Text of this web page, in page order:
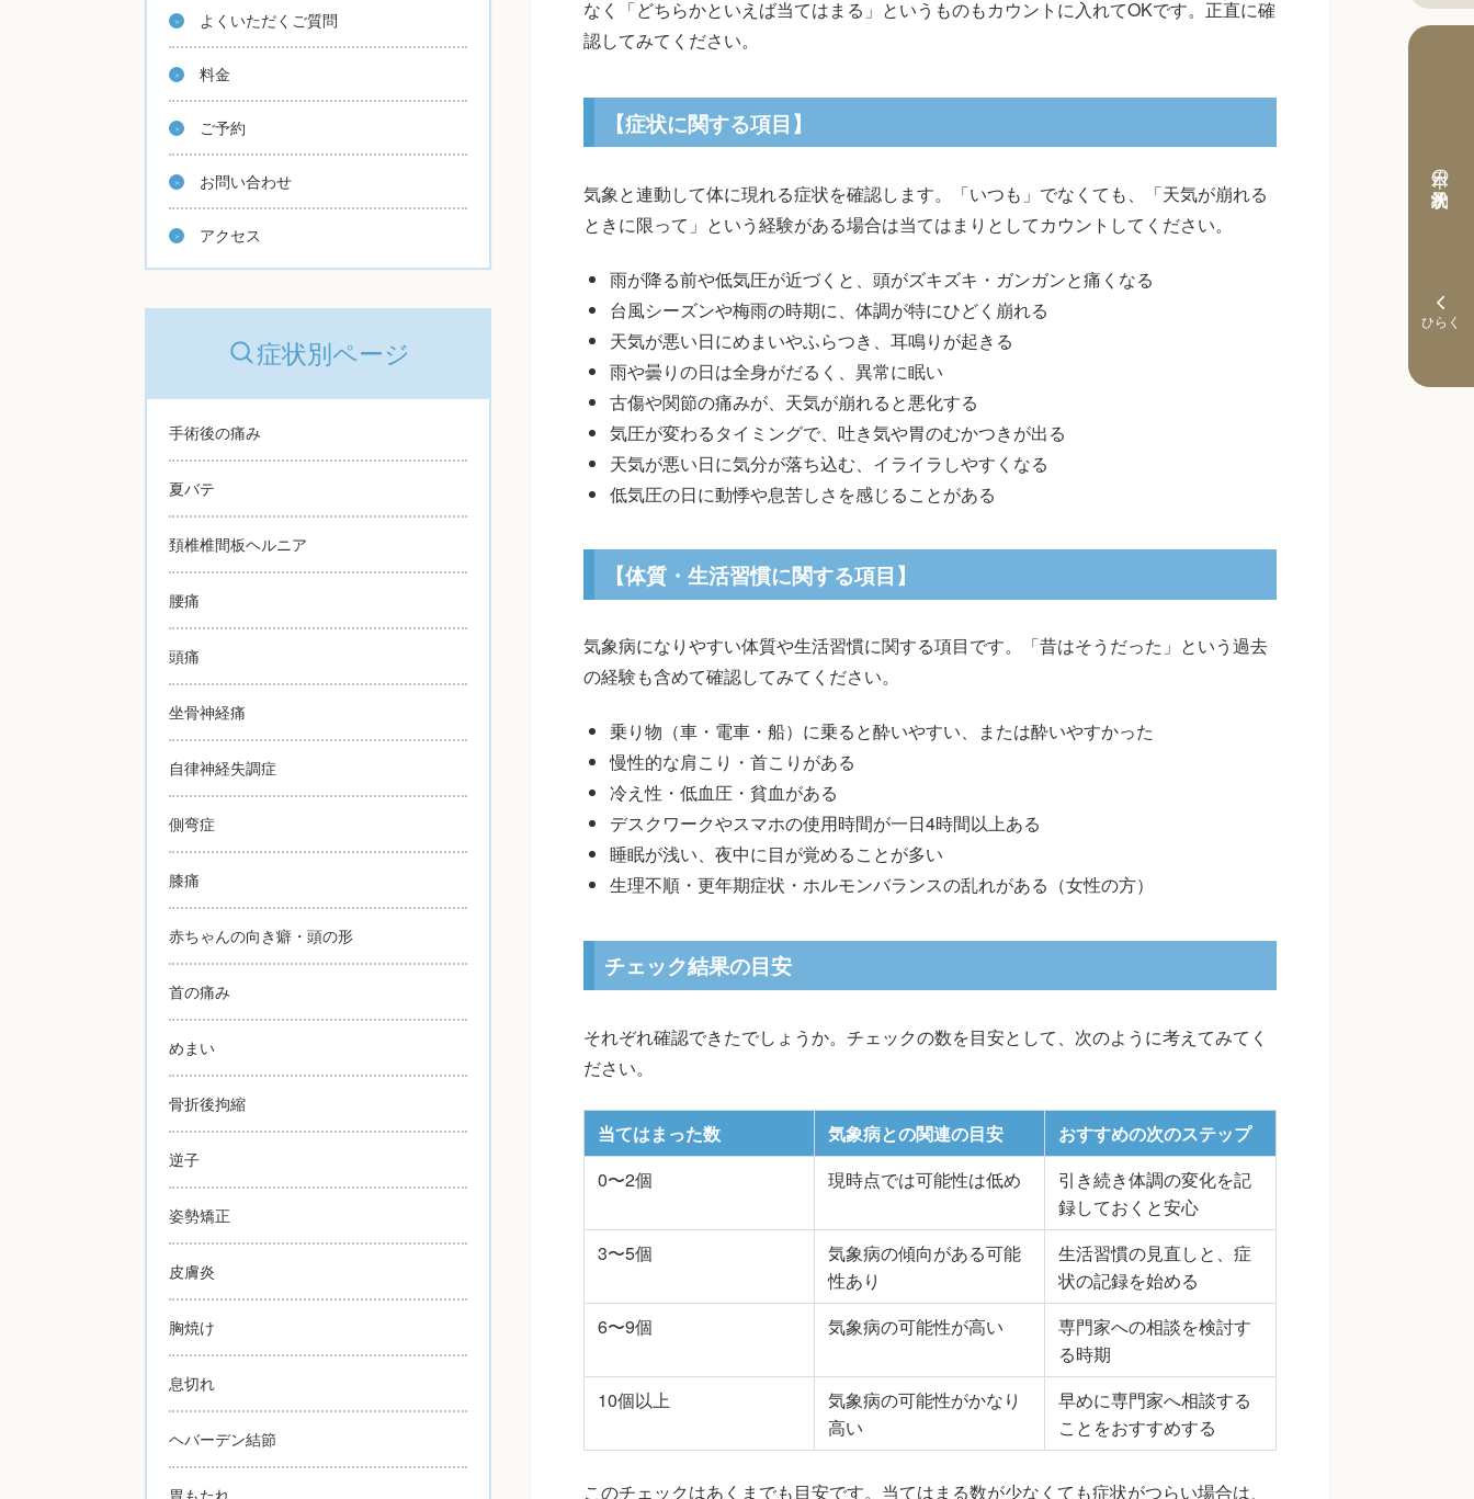
本日の予約状況
なく「どちらかといえば当てはまる」というものもカウントに入れてOKです。正直に確
認してみてください。
【症状に関する項目】
気象と連動して体に現れる症状を確認します。「いつも」でなくても、「天気が崩れる
ときに限って」という経験がある場合は当てはまりとしてカウントしてください。
雨が降る前や低気圧が近づくと、頭がズキズキ・ガンガンと痛くなる
台風シーズンや梅雨の時期に、体調が特にひどく崩れる
天気が悪い日にめまいやふらつき、耳鳴りが起きる
雨や曇りの日は全身がだるく、異常に眠い
古傷や関節の痛みが、天気が崩れると悪化する
気圧が変わるタイミングで、吐き気や胃のむかつきが出る
天気が悪い日に気分が落ち込む、イライラしやすくなる
低気圧の日に動悸や息苦しさを感じることがある
【体質・生活習慣に関する項目】
気象病になりやすい体質や生活習慣に関する項目です。「昔はそうだった」という過去
の経験も含めて確認してみてください。
乗り物（車・電車・船）に乗ると酔いやすい、または酔いやすかった
慢性的な肩こり・首こりがある
冷え性・低血圧・貧血がある
デスクワークやスマホの使用時間が一日4時間以上ある
睡眠が浅い、夜中に目が覚めることが多い
生理不順・更年期症状・ホルモンバランスの乱れがある（女性の方）
チェック結果の目安
それぞれ確認できたでしょうか。チェックの数を目安として、次のように考えてみてく
ださい。
当てはまった数 気象病との関連の目安
おすすめの次のステップ
0〜2個
現時点では可能性は低め
引き続き体調の変化を記
録しておくと安心
3〜5個
気象病の傾向がある可能
性あり
生活習慣の見直しと、症
状の記録を始める
6〜9個
気象病の可能性が高い
専門家への相談を検討す
る時期
10個以上
気象病の可能性がかなり
高い
早めに専門家へ相談する
ことをおすすめする
このチェックはあくまでも目安です。当てはまる数が少なくても症状がつらい場合は、
よくいただくご質問
料金
ご予約
お問い合わせ
アクセス
症状別ページ
手術後の痛み
夏バテ
頚椎椎間板ヘルニア
腰痛
頭痛
坐骨神経痛
自律神経失調症
側弯症
膝痛
赤ちゃんの向き癖・頭の形
首の痛み
めまい
骨折後拘縮
逆子
姿勢矯正
皮膚炎
胸焼け
息切れ
ヘバーデン結節